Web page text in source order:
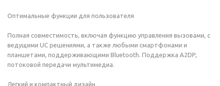
Оптимальные функции для пользователя
Полная совместимость, включая функцию управления вызовами, с
ведущими UC решениями, а также любыми смартфонами и
планшетами, поддерживающими Bluetooth. Поддержка A2DP,
потоковой передачи мультимедиа.
Легкий и компактный дизайн